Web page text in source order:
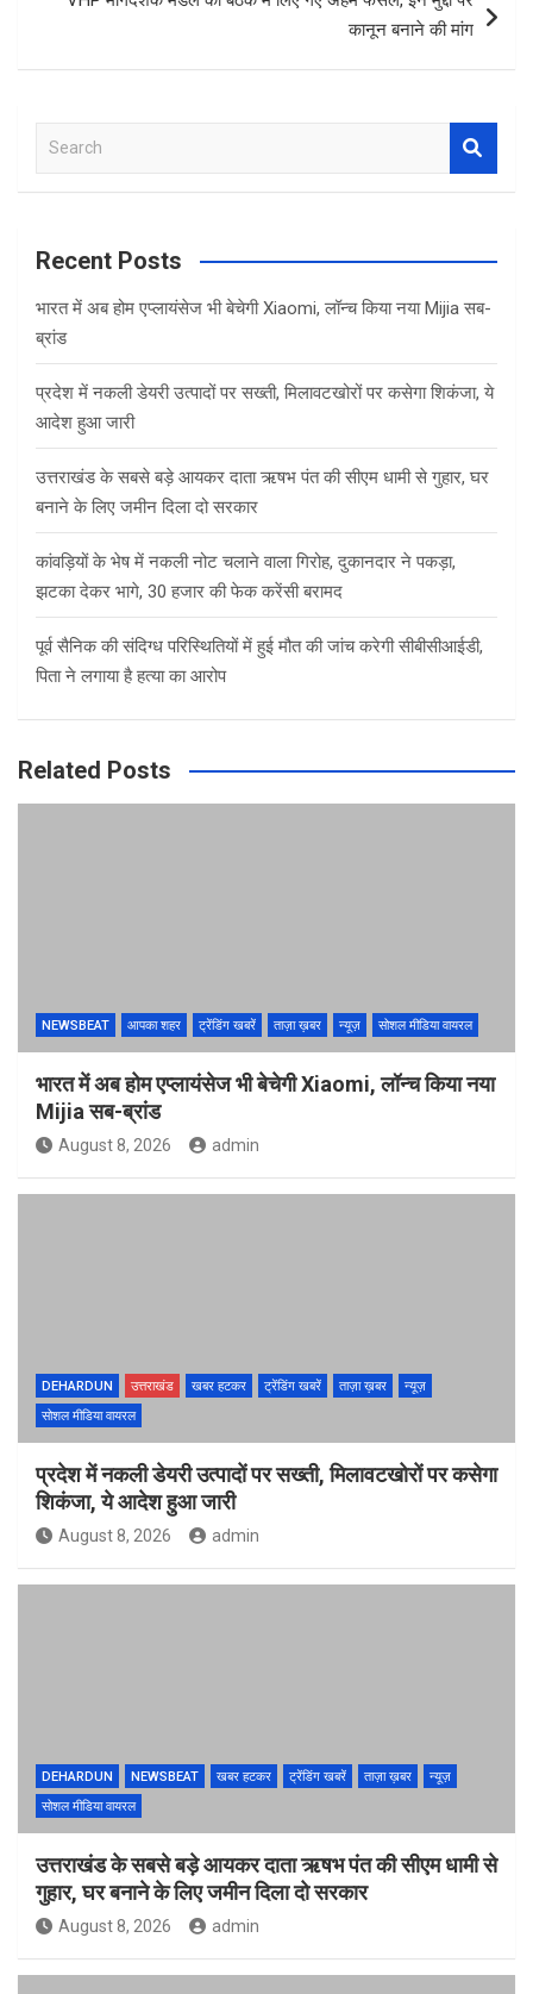
कानून बनाने की मांग
a
c
Recent Posts
भारत में अब होम एप्लायंसेज भी बेचेगी Xiaomi, लॉन्च किया नया Mijia सब-
ब्रांड
प्रदेश में नकली डेयरी उत्पादों पर सख्ती, मिलावटखोरों पर कसेगा शिकंजा, ये
आदेश हुआ जारी
उत्तराखंड के सबसे बड़े आयकर दाता ऋषभ पंत की सीएम धामी से गुहार, घर
बनाने के लिए जमीन दिला दो सरकार
कांवड़ियों के भेष में नकली नोट चलाने वाला गिरोह, दुकानदार ने पकड़ा,
झटका देकर भागे, 30 हजार की फेक करेंसी बरामद
पूर्व सैनिक की संदिग्ध परिस्थितियों में हुई मौत की जांच करेगी सीबीसीआईडी,
पिता ने लगाया है हत्या का आरोप
Related Posts
NEWSBEAT आपका शहर ट्रेंडिंग खबरें ताज़ा ख़बर न्यूज़ सोशल मीडिया वायरल
भारत में अब होम एप्लायंसेज भी बेचेगी Xiaomi, लॉन्च किया नया
Mijia सब-ब्रांड
August 8, 2026 admin
DEHARDUN उत्तराखंड खबर हटकर ट्रेंडिंग खबरें ताज़ा ख़बर
न्यूज़
सोशल मीडिया वायरल
प्रदेश में नकली डेयरी उत्पादों पर सख्ती, मिलावटखोरों पर कसेगा
शिकंजा, ये आदेश हुआ जारी
August 8, 2026 admin
DEHARDUN NEWSBEAT खबर हटकर ट्रेंडिंग खबरें ताज़ा ख़बर
न्यूज़
सोशल मीडिया वायरल
उत्तराखंड के सबसे बड़े आयकर दाता ऋषभ पंत की सीएम धामी से
गुहार, घर बनाने के लिए जमीन दिला दो सरकार
August 8, 2026 admin